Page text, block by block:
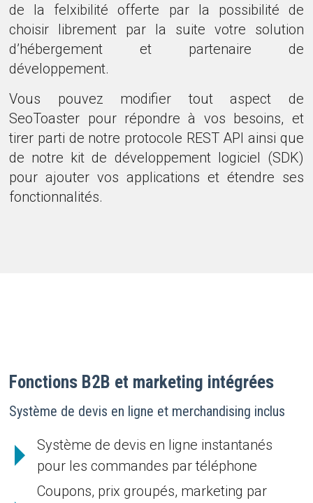
de la felxibilité offerte par la possibilité de
choisir librement par la suite votre solution
d’hébergement et partenaire de
développement.
Vous pouvez modifier tout aspect de
SeoToaster pour répondre à vos besoins, et
tirer parti de notre protocole REST API ainsi que
de notre kit de développement logiciel (SDK)
pour ajouter vos applications et étendre ses
fonctionnalités.
Fonctions B2B et marketing intégrées
Système de devis en ligne et merchandising inclus
Système de devis en ligne instantanés
pour les commandes par téléphone
Coupons, prix groupés, marketing par